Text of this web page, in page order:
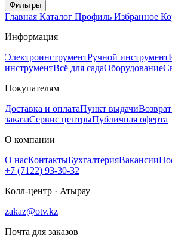
Фильтры
Главная Каталог Профиль Избранное
Информация
ЭлектроинструментРучной инструмент
инструментВсё для садаОборудование
Покупателям
Доставка и оплатаПункт выдачи
заказаСервис центрыПубличная оферта
О компании
О насКонтактыБухгалтерияВакансии
+7 (7122) 93-30-32
Колл-центр · Атырау
zakaz@otv.kz
Почта для заказов